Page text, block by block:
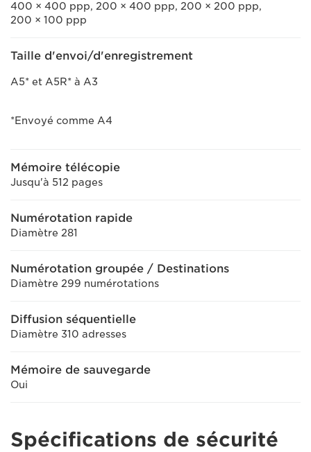
400 × 400 ppp, 200 × 400 ppp, 200 × 200 ppp,
200 × 100 ppp
Taille d'envoi/d'enregistrement
A5* et A5R* à A3
*Envoyé comme A4
Mémoire télécopie
Jusqu'à 512 pages
Numérotation rapide
Diamètre 281
Numérotation groupée / Destinations
Diamètre 299 numérotations
Diffusion séquentielle
Diamètre 310 adresses
Mémoire de sauvegarde
Oui
Spécifications de sécurité